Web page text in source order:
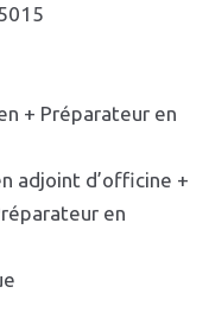
+ Préparateur en
adjoint d’officine +
en